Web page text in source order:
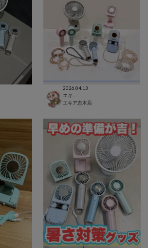
2026.04.13
エキア志木店